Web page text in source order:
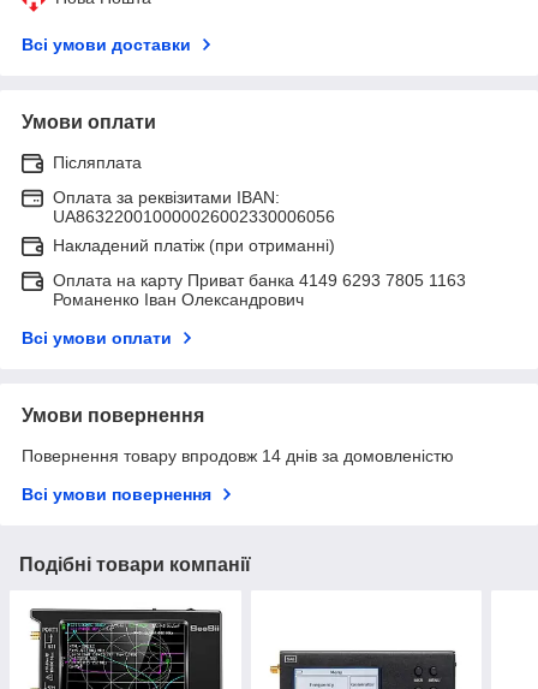
Всі умови доставки
Умови оплати
Післяплата
Оплата за реквізитами IBAN:
UA863220010000026002330006056
Накладений платіж (при отриманні)
Оплата на карту Приват банка 4149 6293 7805 1163
Романенко Іван Олександрович
Всі умови оплати
Умови повернення
Повернення товару впродовж 14 днів за домовленістю
Всі умови повернення
Подібні товари компанії